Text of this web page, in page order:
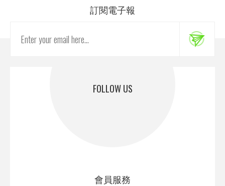
訂閱電子報
FOLLOW US
會員服務